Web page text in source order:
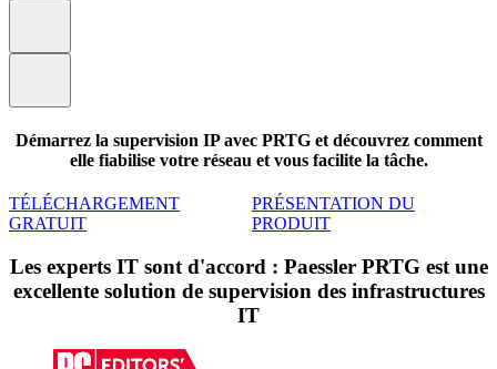
Démarrez la supervision IP avec PRTG et découvrez comment
elle fiabilise votre réseau et vous facilite la tâche.
TÉLÉCHARGEMENT
GRATUIT
PRÉSENTATION DU
PRODUIT
Les experts IT sont d'accord : Paessler PRTG est une
excellente solution de supervision des infrastructures
IT